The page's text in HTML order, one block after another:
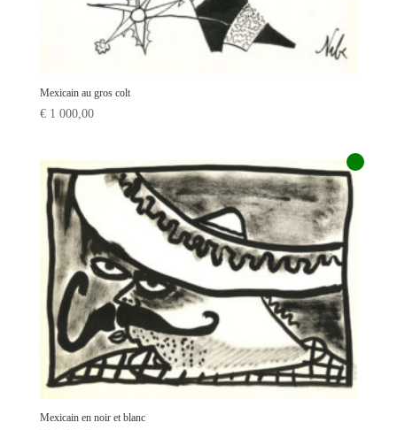
Mexicain au gros colt
€1 000,00
Mexicain en noir et blanc